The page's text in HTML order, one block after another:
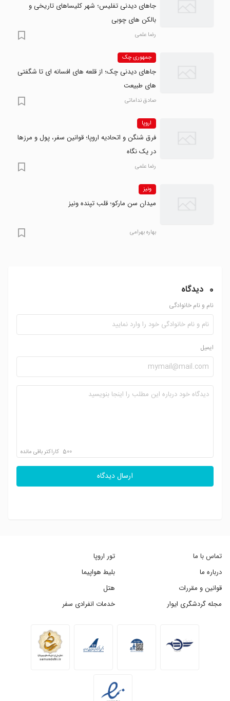
جاهای دیدنی تفلیس؛ شهر کلیساهای تاریخی و
بالکن های چوبی
رضا علمی
جمهوری چک
جاهای دیدنی چک؛ از قلعه های افسانه ای تا شگفتی
های طبیعت
صادق نداماتی
اروپا
فرق شنگن و اتحادیه اروپا؛ قوانین سفر، پول و مرزها
در یک نگاه
رضا علمی
ونیز
میدان سن مارکو؛ قلب تپنده ونیز
بهاره بهرامی
0 دیدگاه
نام و نام خانوادگی
ایمیل
500 کاراکتر باقی مانده
ارسال دیدگاه
تماس با ما
درباره ما
قوانین و مقررات
مجله گردشگری ایوار
تور اروپا
بلیط هواپیما
هتل
خدمات انفرادی سفر